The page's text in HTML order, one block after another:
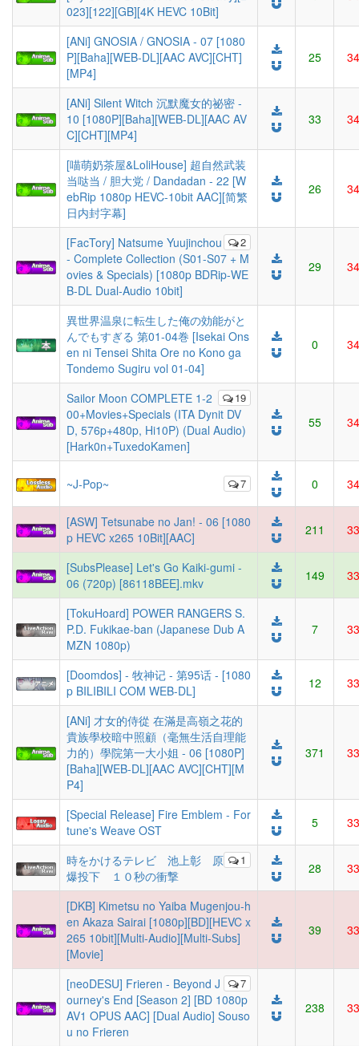
023][122][GB][4K HEVC 10Bit]
[ANi] GNOSIA / GNOSIA - 07 [1080
P][Baha][WEB-DL][AAC AVC][CHT]
[MP4]
25 34
[ANi] Silent Witch 沉默魔女的祕密 -
10 [1080P][Baha][WEB-DL][AAC AV
C][CHT][MP4]
33 34
[喵萌奶茶屋&LoliHouse] 超自然武装
当哒当 / 胆大党 / Dandadan - 22 [W
ebRip 1080p HEVC-10bit AAC][简繁
日内封字幕]
26 34
2
[FacTory] Natsume Yuujinchou
- Complete Collection (S01-S07 + M
ovies & Specials) [1080p BDRip-WE
B-DL Dual-Audio 10bit]
29 34
異世界温泉に転生した俺の効能がと
んでもすぎる 第01-04巻 [Isekai Ons
en ni Tensei Shita Ore no Kono ga
Tondemo Sugiru vol 01-04]
0 34
19
Sailor Moon COMPLETE 1-2
00+Movies+Specials (ITA Dynit DV
D, 576p+480p, Hi10P) (Dual Audio)
[Hark0n+TuxedoKamen]
55 34
7
~J-Pop~ 0 34
[ASW] Tetsunabe no Jan! - 06 [1080
p HEVC x265 10Bit][AAC]
211 33
[SubsPlease] Let's Go Kaiki-gumi -
06 (720p) [86118BEE].mkv
149 33
[TokuHoard] POWER RANGERS S.
P.D. Fukikae-ban (Japanese Dub A
MZN 1080p)
7 33
[Doomdos] - 牧神记 - 第95话 - [1080
p BILIBILI COM WEB-DL]
12 33
[ANi] 才女的侍從 在滿是高嶺之花的
貴族學校暗中照顧（毫無生活自理能
力的）學院第一大小姐 - 06 [1080P]
[Baha][WEB-DL][AAC AVC][CHT][M
P4]
371 33
[Special Release] Fire Emblem - For
tune's Weave OST
5 33
1
時をかけるテレビ 池上彰 原
爆投下 １０秒の衝撃
28 33
[DKB] Kimetsu no Yaiba Mugenjou-h
en Akaza Sairai [1080p][BD][HEVC x
265 10bit][Multi-Audio][Multi-Subs]
[Movie]
39 33
7
[neoDESU] Frieren - Beyond J
ourney's End [Season 2] [BD 1080p
AV1 OPUS AAC] [Dual Audio] Souso
u no Frieren
238 33